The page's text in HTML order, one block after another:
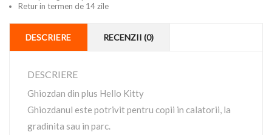
Retur in termen de 14 zile
DESCRIERE RECENZII (0)
DESCRIERE
Ghiozdan din plus Hello Kitty
Ghiozdanul este potrivit pentru copii in calatorii, la
gradinita sau in parc.